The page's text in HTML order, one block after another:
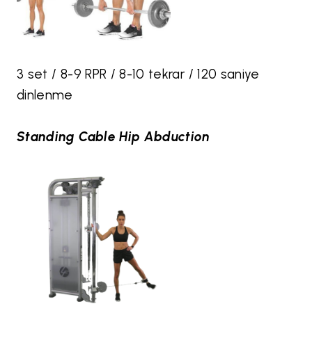
3 set / 8-9 RPR / 8-10 tekrar / 120 saniye
dinlenme
Standing Cable Hip Abduction